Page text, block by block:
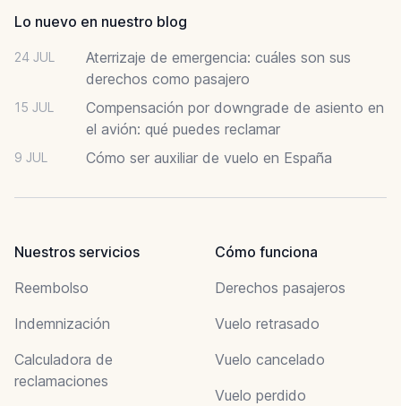
Lo nuevo en nuestro blog
24 JUL
Aterrizaje de emergencia: cuáles son sus
derechos como pasajero
15 JUL
Compensación por downgrade de asiento en
el avión: qué puedes reclamar
9 JUL Cómo ser auxiliar de vuelo en España
Nuestros servicios
Reembolso
Indemnización
Calculadora de
reclamaciones
Cómo funciona
Derechos pasajeros
Vuelo retrasado
Vuelo cancelado
Vuelo perdido